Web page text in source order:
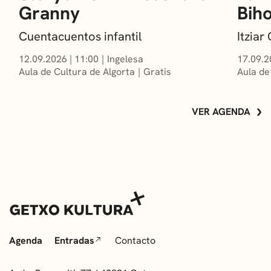
Granny
Cuentacuentos infantil
12.09.2026 | 11:00
Ingelesa
Aula de Cultura de Algorta
Gratis
Itziar
Aula
VER AGENDA
Agenda Entradas Contacto